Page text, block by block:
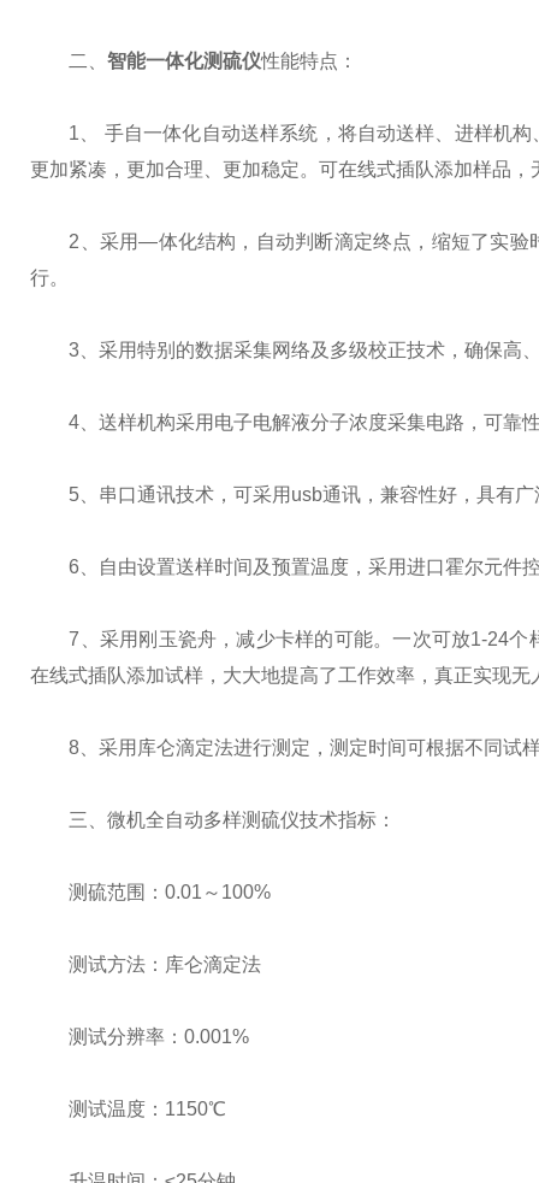
二、 智能一体化测硫仪性能特点：
1、 手自一体化自动送样系统，将自动送样、进样机构
更加紧凑，更加合理、更加稳定。可在线式插队添加样品
2、采用—体化结构，自动判断滴定终点，缩短了实验
行。
3、采用特别的数据采集网络及多级校正技术，确保高
4、送样机构采用电子电解液分子浓度采集电路，可靠
5、串口通讯技术，可采用usb通讯，兼容性好，具有广
6、自由设置送样时间及预置温度，采用进口霍尔元件
7、采用刚玉瓷舟，减少卡样的可能。一次可放1-24个
在线式插队添加试样，大大地提高了工作效率，真正实现无
8、采用库仑滴定法进行测定，测定时间可根据不同试
三、微机全自动多样测硫仪技术指标：
测硫范围：0.01～100%
测试方法：库仑滴定法
测试分辨率：0.001%
测试温度：1150℃